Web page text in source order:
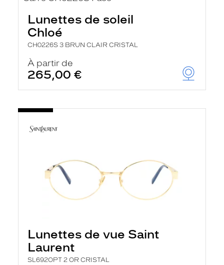
Lunettes de soleil
Chloé
CH0226S 3 BRUN CLAIR CRISTAL
À partir de
265,00 €
Lunettes de vue Saint
Laurent
SL692OPT 2 OR CRISTAL